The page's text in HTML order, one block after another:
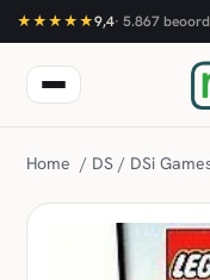
★★★★★9,4· 5.867
Home / DS / DSi